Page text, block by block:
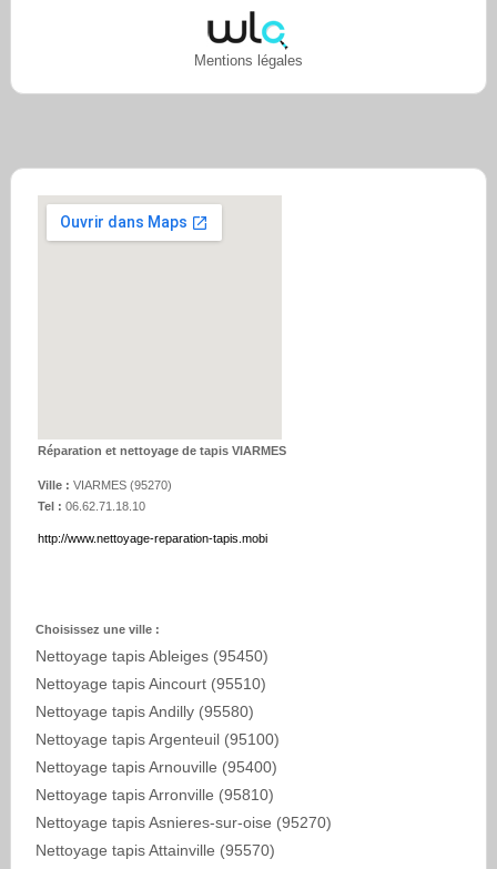
Mentions légales
Réparation et nettoyage de tapis VIARMES
Ville : VIARMES(95270)
Tel : 06.62.71.18.10
http://www.nettoyage-reparation-tapis.mobi
Choisissez une ville :
Nettoyage tapis Ableiges (95450)
Nettoyage tapis Aincourt (95510)
Nettoyage tapis Andilly (95580)
Nettoyage tapis Argenteuil (95100)
Nettoyage tapis Arnouville (95400)
Nettoyage tapis Arronville (95810)
Nettoyage tapis Asnieres-sur-oise (95270)
Nettoyage tapis Attainville (95570)